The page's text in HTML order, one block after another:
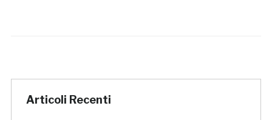
Articoli Recenti